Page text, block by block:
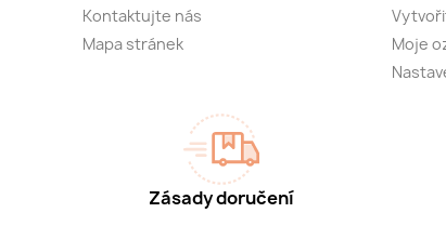
Kontaktujte nás
Mapa stránek
Moje
Zásady doručení